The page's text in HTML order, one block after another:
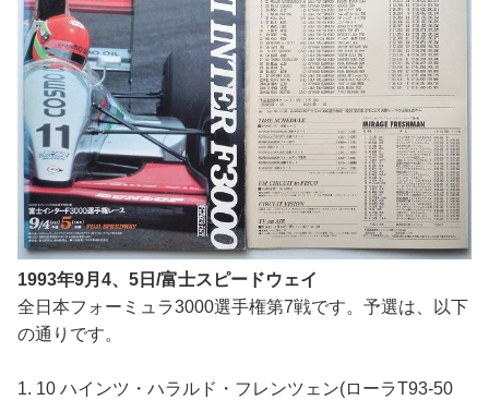
1993年9月4、5日/富士スピードウェイ
全日本フォーミュラ3000選手権第7戦です。予選は、以下
の通りです。
1. 10 ハインツ・ハラルド・フレンツェン(ローラT93-50